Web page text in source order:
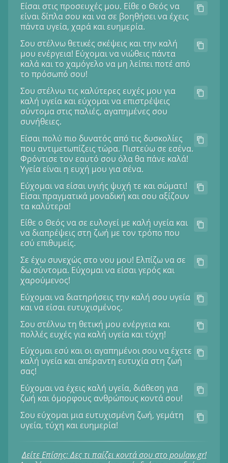
Είσαι στις προσευχές μου. Είθε ο Θεός να
είναι δίπλα σου και να σε βοηθήσει να έχεις
πάντα υγεία, χαρά και ευημερία.
Σου στέλνω θετικές σκέψεις και την καλή
μου ενέργεια! Εύχομαι να νιώθεις πάντα
καλά και το χαμόγελο να μη λείπει ποτέ από
το πρόσωπό σου!
Σου στέλνω τις καλύτερες ευχές μου για
καλή υγεία και εύχομαι να επιστρέψεις
σύντομα στις παλιές, αγαπημένες σου
συνήθειες.
Είσαι πολύ πιο δυνατός από τις δυσκολίες
που αντιμετωπίζεις τώρα. Πιστεύω σε εσένα.
Φρόντισε τον εαυτό σου όλα θα πάνε καλά!
Υγεία είναι η ευχή μου για σένα.
Εύχομαι να είσαι υγιής ψυχή τε και σώματι!
Είσαι πραγματικά μοναδική και σου αξίζουν
τα καλύτερα!
Είθε ο Θεός να σε ευλογεί με καλή υγεία και
να διαπρέψεις στη ζωή με τον τρόπο που
εσύ επιθυμείς.
Σε έχω συνεχώς στο νου μου! Ελπίζω να σε
δω σύντομα. Εύχομαι να είσαι γερός και
χαρούμενος!
Εύχομαι να διατηρήσεις την καλή σου υγεία
και να είσαι ευτυχισμένος.
Σου στέλνω τη θετική μου ενέργεια και
πολλές ευχές για καλή υγεία και τύχη!
Εύχομαι εσύ και οι αγαπημένοι σου να έχετε
καλή υγεία και απέραντη ευτυχία στη ζωή
σας!
Εύχομαι να έχεις καλή υγεία, διάθεση για
ζωή και όμορφους ανθρώπους κοντά σου!
Σου εύχομαι μια ευτυχισμένη ζωή, γεμάτη
υγεία, τύχη και ευημερία!
Δείτε Επίσης: Δες τι παίζει κοντά σου στο poulaw.gr!